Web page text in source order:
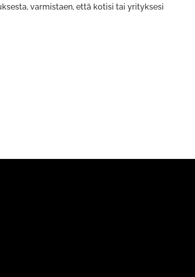
varmistaen, että kotisi tai yrityksesi